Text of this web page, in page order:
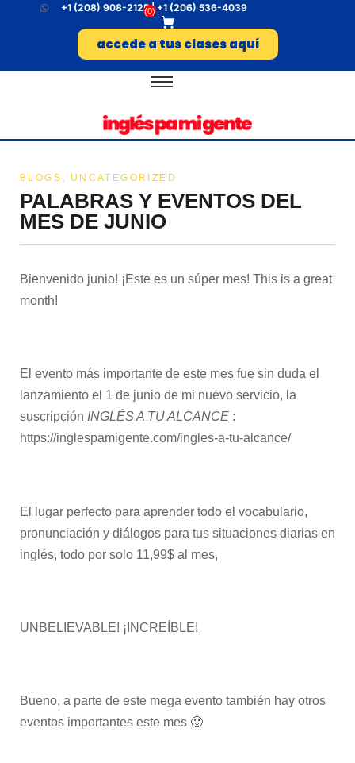
+1 (208) 908-2125 | +1 (206) 536-4039
(0)
accede a tus clases aquí
BLOGS , UNCATEGORIZED
PALABRAS Y EVENTOS DEL
MES DE JUNIO
Bienvenido junio! ¡Este es un súper mes! This is a great
month!
El evento más importante de este mes fue sin duda el
lanzamiento el 1 de junio de mi nuevo servicio, la
suscripción INGLÉS A TU ALCANCE :
https://inglespamigente.com/ingles-a-tu-alcance/
El lugar perfecto para aprender todo el vocabulario,
pronunciación y diálogos para tus situaciones diarias en
inglés, todo por solo 11,99$ al mes,
UNBELIEVABLE! ¡INCREÍBLE!
Bueno, a parte de este mega evento también hay otros
eventos importantes este mes 🙂